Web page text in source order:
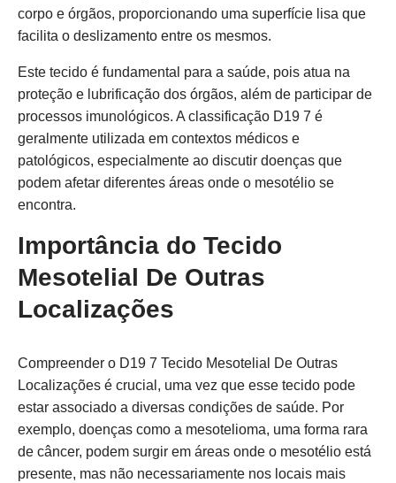
corpo e órgãos, proporcionando uma superfície lisa que
facilita o deslizamento entre os mesmos.
Este tecido é fundamental para a saúde, pois atua na
proteção e lubrificação dos órgãos, além de participar de
processos imunológicos. A classificação D19 7 é
geralmente utilizada em contextos médicos e
patológicos, especialmente ao discutir doenças que
podem afetar diferentes áreas onde o mesotélio se
encontra.
Importância do Tecido
Mesotelial De Outras
Localizações
Compreender o D19 7 Tecido Mesotelial De Outras
Localizações é crucial, uma vez que esse tecido pode
estar associado a diversas condições de saúde. Por
exemplo, doenças como a mesotelioma, uma forma rara
de câncer, podem surgir em áreas onde o mesotélio está
presente, mas não necessariamente nos locais mais